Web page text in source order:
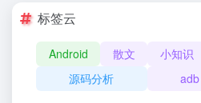
标签云
Android 散文 小知识
源码分析
adb